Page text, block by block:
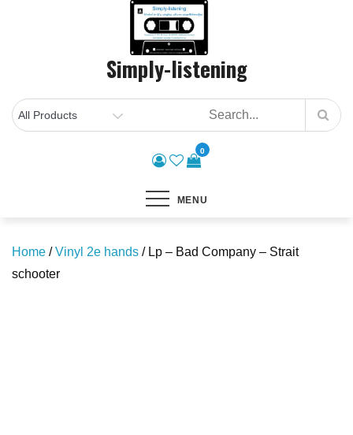
Simply-listening
0
MENU
Home /Vinyl 2e hands / Lp – Bad Company – Strait
schooter